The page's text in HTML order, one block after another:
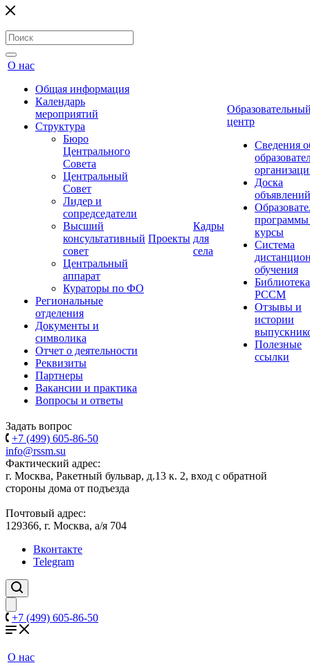
О нас
Общая информация
Календарь
мероприятий
Структура
Бюро
Центрального
Совета
Центральный
Совет
Лидер и
сопредседатели
Высший
консультативный
совет
Центральный
аппарат
Кураторы по ФО
Региональные
отделения
Документы и
символика
Отчет о деятельности
Реквизиты
Партнеры
Вакансии и практика
Вопросы и ответы
Проекты
Кадры
для
села
центр
Сведения
Доска
объявлений
курсы
Система
обучения
Библиотека
РССМ
Отзывы и
истории
Полезные
ссылки
Задать вопрос
+7 (499) 605-86-50
info@rssm.su
Фактический адрес:
г. Москва, Ракетный бульвар, д.13 к. 2, вход с обратной
стороны дома от подъезда
Почтовый адрес:
129366, г. Москва, а/я 704
Вконтакте
Telegram
+7 (499) 605-86-50
О нас